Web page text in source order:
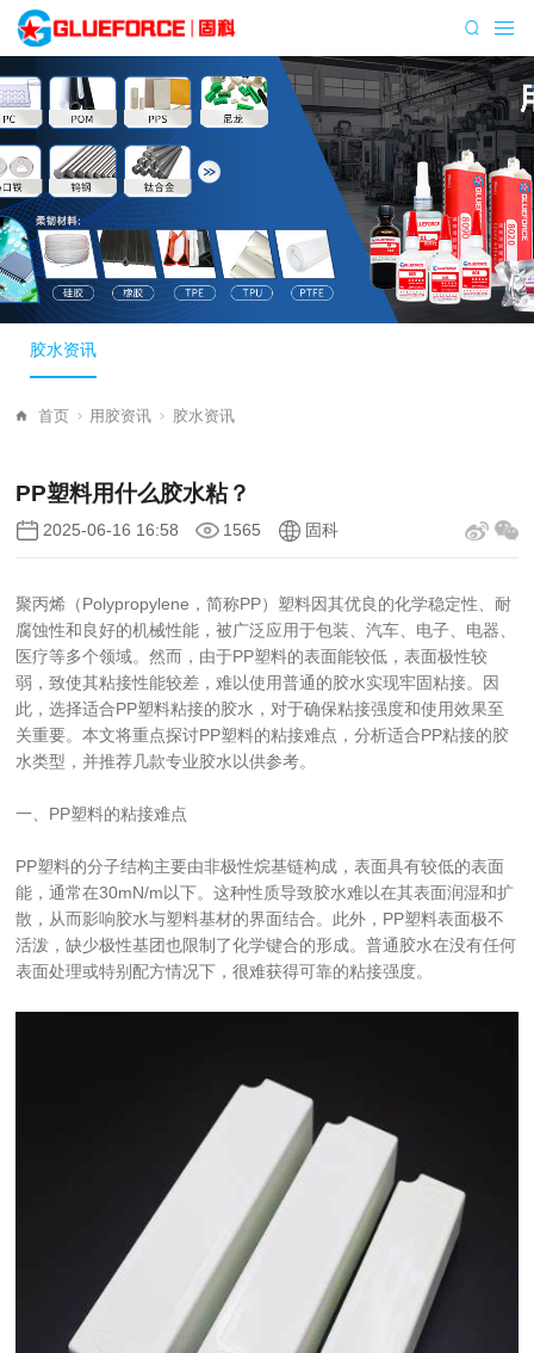
胶水资讯
首页 用胶资讯 胶水资讯
PP塑料用什么胶水粘？
2025-06-16 16:58 1565 固科
聚丙烯（Polypropylene，简称PP）塑料因其优良的化学稳定性、耐
腐蚀性和良好的机械性能，被广泛应用于包装、汽车、电子、电器、
医疗等多个领域。然而，由于PP塑料的表面能较低，表面极性较
弱，致使其粘接性能较差，难以使用普通的胶水实现牢固粘接。因
此，选择适合PP塑料粘接的胶水，对于确保粘接强度和使用效果至
关重要。本文将重点探讨PP塑料的粘接难点，分析适合PP粘接的胶
水类型，并推荐几款专业胶水以供参考。
一、PP塑料的粘接难点
PP塑料的分子结构主要由非极性烷基链构成，表面具有较低的表面
能，通常在30mN/m以下。这种性质导致胶水难以在其表面润湿和扩
散，从而影响胶水与塑料基材的界面结合。此外，PP塑料表面极不
活泼，缺少极性基团也限制了化学键合的形成。普通胶水在没有任何
表面处理或特别配方情况下，很难获得可靠的粘接强度。